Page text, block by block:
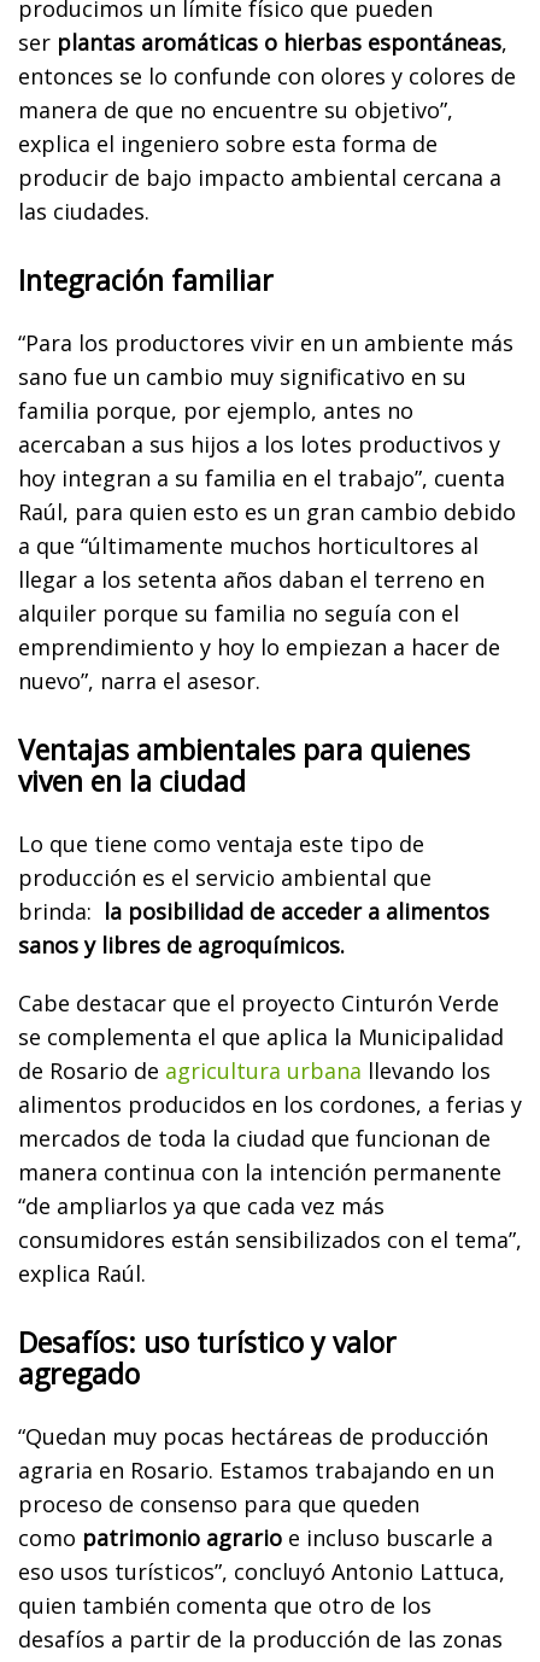
producimos un límite físico que pueden
ser plantas aromáticas o hierbas espontáneas,
entonces se lo confunde con olores y colores de
manera de que no encuentre su objetivo”,
explica el ingeniero sobre esta forma de
producir de bajo impacto ambiental cercana a
las ciudades.
Integración familiar
“Para los productores vivir en un ambiente más
sano fue un cambio muy significativo en su
familia porque, por ejemplo, antes no
acercaban a sus hijos a los lotes productivos y
hoy integran a su familia en el trabajo”, cuenta
Raúl, para quien esto es un gran cambio debido
a que “últimamente muchos horticultores al
llegar a los setenta años daban el terreno en
alquiler porque su familia no seguía con el
emprendimiento y hoy lo empiezan a hacer de
nuevo”, narra el asesor.
Ventajas ambientales para quienes
viven en la ciudad
Lo que tiene como ventaja este tipo de
producción es el servicio ambiental que
brinda: la posibilidad de acceder a alimentos
sanos y libres de agroquímicos.
Cabe destacar que el proyecto Cinturón Verde
se complementa el que aplica la Municipalidad
de Rosario de agricultura urbana llevando los
alimentos producidos en los cordones, a ferias y
mercados de toda la ciudad que funcionan de
manera continua con la intención permanente
“de ampliarlos ya que cada vez más
consumidores están sensibilizados con el tema”,
explica Raúl.
Desafíos: uso turístico y valor
agregado
“Quedan muy pocas hectáreas de producción
agraria en Rosario. Estamos trabajando en un
proceso de consenso para que queden
como patrimonio agrario e incluso buscarle a
eso usos turísticos”, concluyó Antonio Lattuca,
quien también comenta que otro de los
desafíos a partir de la producción de las zonas